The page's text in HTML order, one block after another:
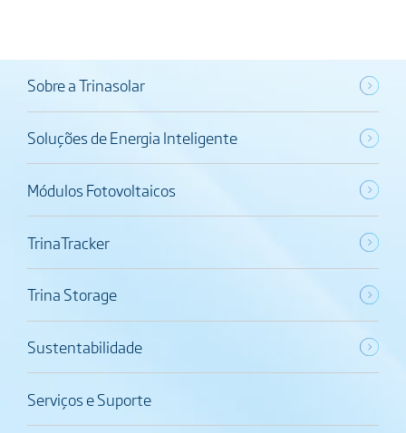
Sobre a Trinasolar
Soluções de Energia Inteligente
Módulos Fotovoltaicos
TrinaTracker
Trina Storage
Sustentabilidade
Serviços e Suporte